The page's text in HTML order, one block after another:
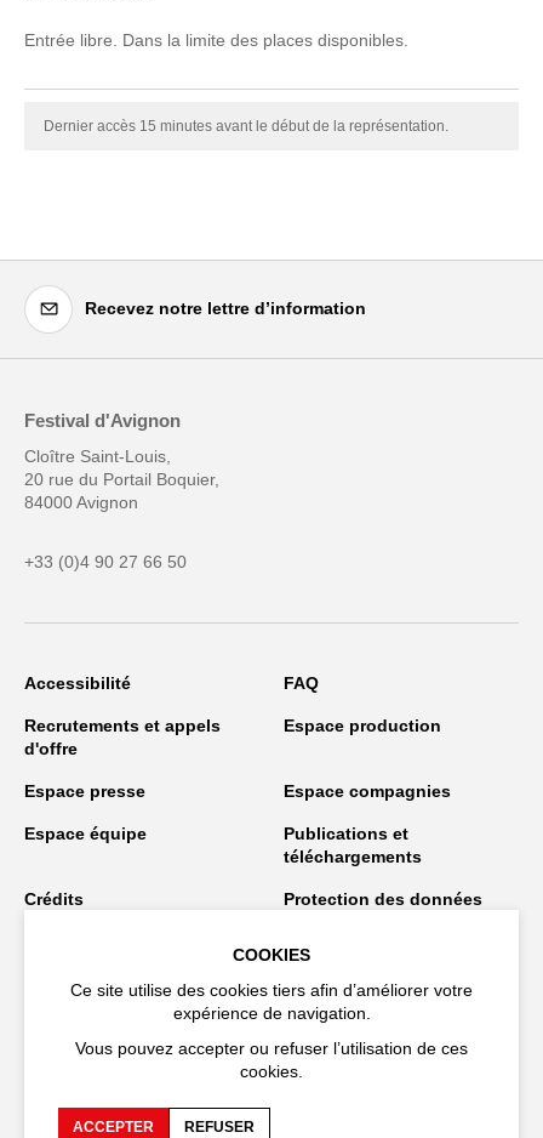
Entrée libre. Dans la limite des places disponibles.
Dernier accès 15 minutes avant le début de la représentation.
Recevez notre lettre d’information
Festival d'Avignon
Cloître Saint-Louis,
20 rue du Portail Boquier,
84000 Avignon
+33 (0)4 90 27 66 50
Accessibilité FAQ
Recrutements et appels
d'offre
Espace production
Espace presse Espace compagnies
Espace équipe
Publications et
téléchargements
Crédits
Protection des données
Restez connecté
COOKIES
Ce site utilise des cookies tiers afin d’améliorer votre
expérience de navigation.
Vous pouvez accepter ou refuser l’utilisation de ces
cookies.
ACCEPTER REFUSER